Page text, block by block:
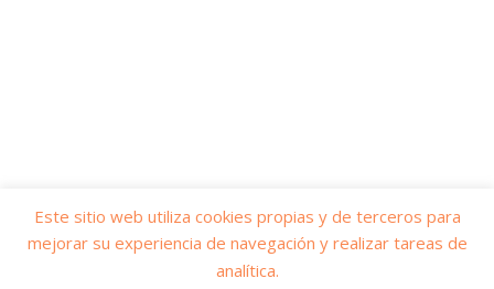
Yo soy servicios públicos– Todos los derechos reservados
Este sitio web utiliza cookies propias y de terceros para
mejorar su experiencia de navegación y realizar tareas de
analítica.